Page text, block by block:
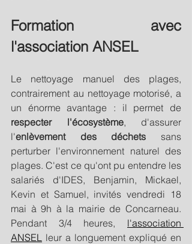
Formation avec
l'association ANSEL
Le nettoyage manuel des plages,
contrairement au nettoyage motorisé, a
respecter l'écosystème, d'assurer
l'enlèvement des déchets sans
perturber l'environnement naturel des
plages. C'est ce qu'ont pu entendre les
salariés d'IDES, Benjamin, Mickael,
Kevin et Samuel, invités vendredi 18
mai à 9h à la mairie de Concarneau.
Pendant 3/4 heures, l'association
ANSEL leur a longuement expliqué en